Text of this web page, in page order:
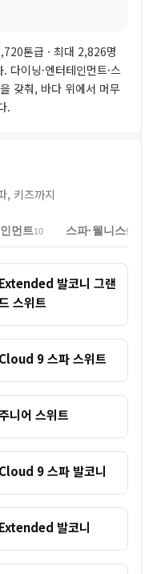
톤급 · 최대 2,826명
다이닝·엔터테인먼트·스
갖춰, 바다 위에서 머무
.
, 키즈까지
먼트10 스파·웰니스9
Extended 발코니 그랜
스위트
Cloud 9 스파 스위트
니어 스위트
Cloud 9 스파 발코니
Extended 발코니